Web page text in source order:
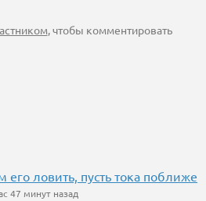
, чтобы комментировать
ловить, пусть тока поближе
47 минут назад